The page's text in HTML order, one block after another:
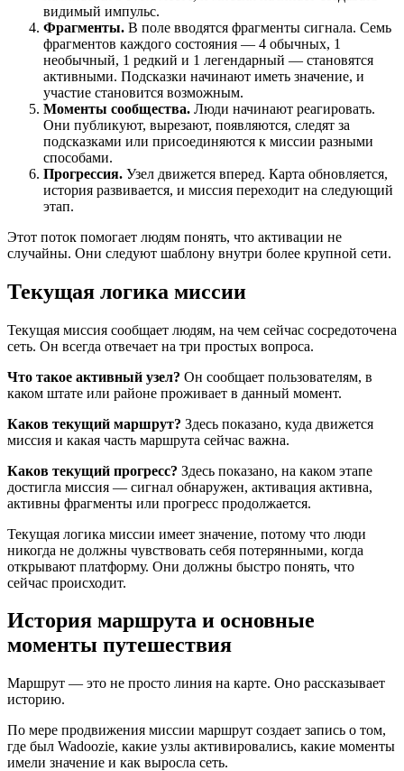
видимый импульс.
Фрагменты. В поле вводятся фрагменты сигнала. Семь
фрагментов каждого состояния — 4 обычных, 1
необычный, 1 редкий и 1 легендарный — становятся
активными. Подсказки начинают иметь значение, и
участие становится возможным.
Моменты сообщества. Люди начинают реагировать.
Они публикуют, вырезают, появляются, следят за
подсказками или присоединяются к миссии разными
способами.
Прогрессия. Узел движется вперед. Карта обновляется,
история развивается, и миссия переходит на следующий
этап.
Этот поток помогает людям понять, что активации не
случайны. Они следуют шаблону внутри более крупной сети.
Текущая логика миссии
Текущая миссия сообщает людям, на чем сейчас сосредоточена
сеть. Он всегда отвечает на три простых вопроса.
Что такое активный узел? Он сообщает пользователям, в
каком штате или районе проживает в данный момент.
Каков текущий маршрут? Здесь показано, куда движется
миссия и какая часть маршрута сейчас важна.
Каков текущий прогресс? Здесь показано, на каком этапе
достигла миссия — сигнал обнаружен, активация активна,
активны фрагменты или прогресс продолжается.
Текущая логика миссии имеет значение, потому что люди
никогда не должны чувствовать себя потерянными, когда
открывают платформу. Они должны быстро понять, что
сейчас происходит.
История маршрута и основные
моменты путешествия
Маршрут — это не просто линия на карте. Оно рассказывает
историю.
По мере продвижения миссии маршрут создает запись о том,
где был Wadoozie, какие узлы активировались, какие моменты
имели значение и как выросла сеть.